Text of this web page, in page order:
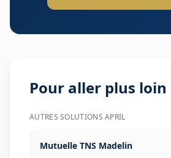
Pour aller plus loin
AUTRES SOLUTIONSAPRIL
Mutuelle TNS Madelin